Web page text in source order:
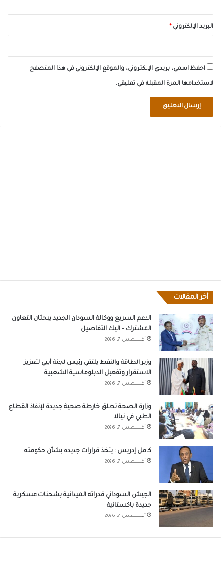
البريد الإلكتروني *
احفظ اسمي، بريدي الإلكتروني، والموقع الإلكتروني في هذا المتصفح
لاستخدامها المرة المقبلة في تعليقي.
أخر المقالات
الدعم السريع ووكالة السودان الجديد يبحثان التعاون
المشترك – اليك التفاصيل
أغسطس 7, 2026
وزير الطاقة والنفط يلتقي رئيس لجنة أبيي لتعزيز
الاستقرار وتفعيل الدبلوماسية الشعبية
أغسطس 7, 2026
وزارة الصحة تطلق خارطة صحية جديدة لإنقاذ القطاع
الطبي في نيالا
أغسطس 7, 2026
كامل إدريس : يتخذ قرارات جديده بشأن حكومته
أغسطس 7, 2026
الجيش السوداني قدراته الميدانية بشحنات عسكرية
جديدة باكستانية
أغسطس 7, 2026